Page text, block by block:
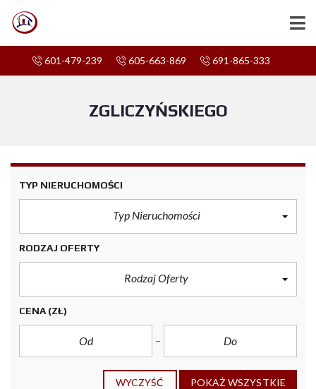
601-479-239 605-663-869 691-865-333
ZGLICZYŃSKIEGO
TYP NIERUCHOMOŚCI
Typ Nieruchomości
RODZAJ OFERTY
Rodzaj Oferty
CENA (ZŁ)
WYCZYŚĆ POKAŻ WSZYSTKIE